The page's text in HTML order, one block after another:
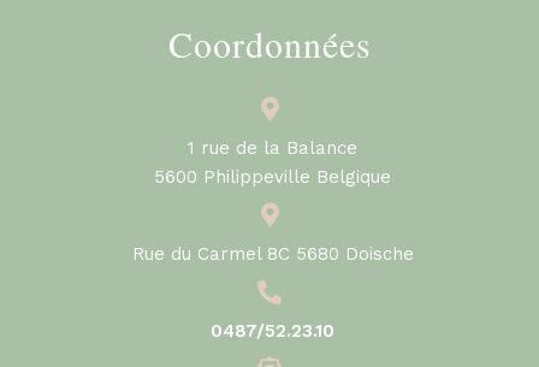
Coordonnées
1 rue de la Balance
5600 Philippeville Belgique
Rue du Carmel 8C 5680 Doische
0487/52.23.10